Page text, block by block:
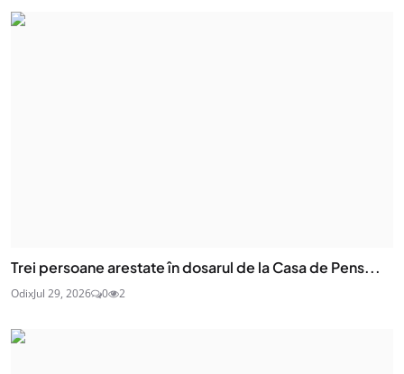
Trei persoane arestate în dosarul de la Casa de Pens...
OdixJul 29, 2026 0 2